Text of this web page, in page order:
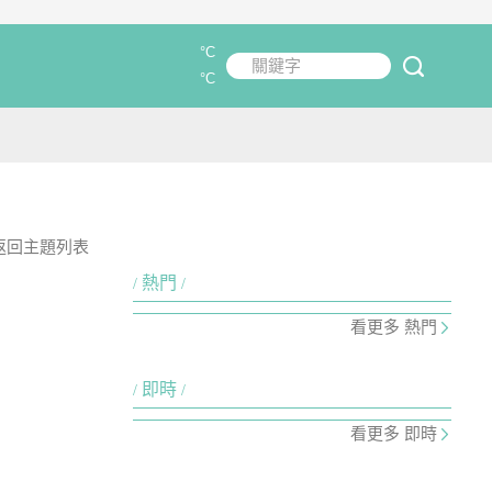
關鍵字
°C
°C
回主題列表
熱門
看更多 熱門
即時
看更多 即時